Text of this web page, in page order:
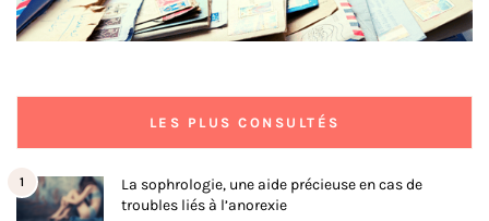
LES PLUS CONSULTÉS
1
La sophrologie, une aide précieuse en cas de
troubles liés à l’anorexie